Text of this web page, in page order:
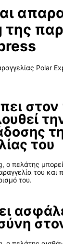
Polar
του
πελάτης
του και
του.